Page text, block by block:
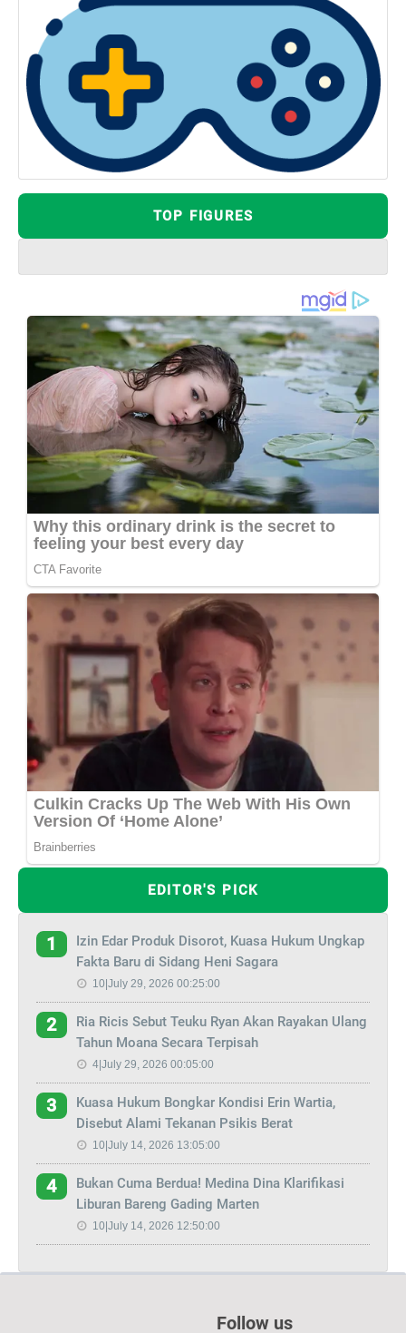
TOP FIGURES
EDITOR'S PICK
1
Izin Edar Produk Disorot, Kuasa Hukum Ungkap
Fakta Baru di Sidang Heni Sagara
10|July 29, 2026 00:25:00
2
Ria Ricis Sebut Teuku Ryan Akan Rayakan Ulang
Tahun Moana Secara Terpisah
4|July 29, 2026 00:05:00
3
Kuasa Hukum Bongkar Kondisi Erin Wartia,
Disebut Alami Tekanan Psikis Berat
10|July 14, 2026 13:05:00
4
Bukan Cuma Berdua! Medina Dina Klarifikasi
Liburan Bareng Gading Marten
10|July 14, 2026 12:50:00
Follow us